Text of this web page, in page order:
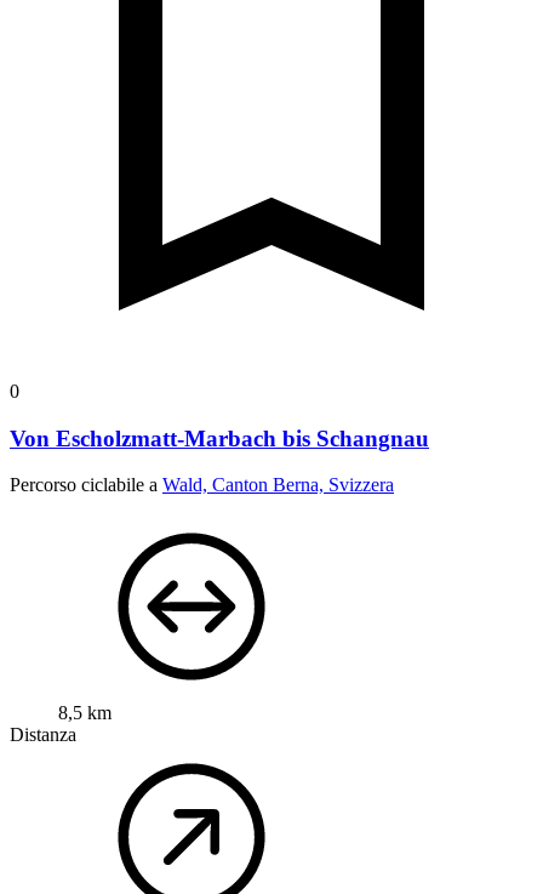
0
Von Escholzmatt-Marbach bis Schangnau
Percorso ciclabile a Wald, Canton Berna, Svizzera
8,5 km
Distanza